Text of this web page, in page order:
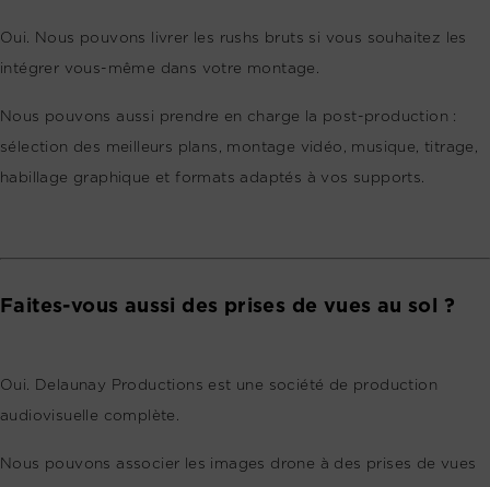
Oui. Nous pouvons livrer les rushs bruts si vous souhaitez les
intégrer vous-même dans votre montage.
Nous pouvons aussi prendre en charge la post-production :
sélection des meilleurs plans, montage vidéo, musique, titrage,
habillage graphique et formats adaptés à vos supports.
Faites-vous aussi des prises de vues au sol ?
Oui. Delaunay Productions est une société de production
audiovisuelle complète.
Nous pouvons associer les images drone à des prises de vues